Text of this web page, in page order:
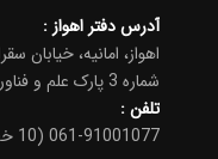
آدرس دفتر اهواز :
اهواز، امانیه، خیابان
شماره 3 پارک علم و فناوری خوزستان، پلاک 91
تلفن:
061-91001077 (10 خط)